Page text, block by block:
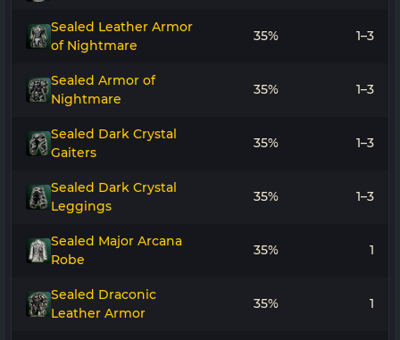
Sealed Leather Armor
of Nightmare
35% 1–3
Sealed Armor of
Nightmare
35% 1–3
Sealed Dark Crystal
Gaiters
35% 1–3
Sealed Dark Crystal
Leggings
35% 1–3
Sealed Major Arcana
Robe
35% 1
Sealed Draconic
Leather Armor
35% 1